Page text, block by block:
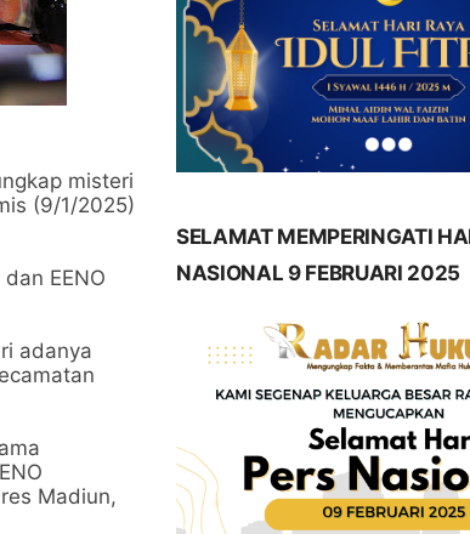
misteri
(9/1/2025)
EENO
adanya
Madiun,
SELAMAT MEMPERINGATI
NASIONAL 9 FEBRUARI 2025